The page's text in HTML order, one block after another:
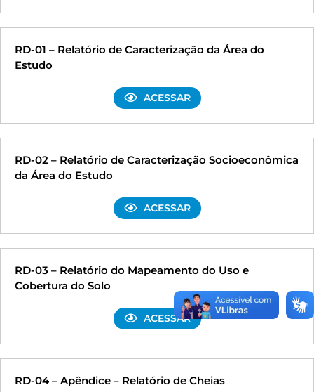
RD-01 – Relatório de Caracterização da Área do
Estudo
ACESSAR
RD-02 – Relatório de Caracterização Socioeconômica
da Área do Estudo
ACESSAR
RD-03 – Relatório do Mapeamento do Uso e
Cobertura do Solo
ACESSAR
RD-04 – Apêndice – Relatório de Cheias